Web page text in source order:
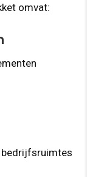
omvat:
bedrijfsruimtes